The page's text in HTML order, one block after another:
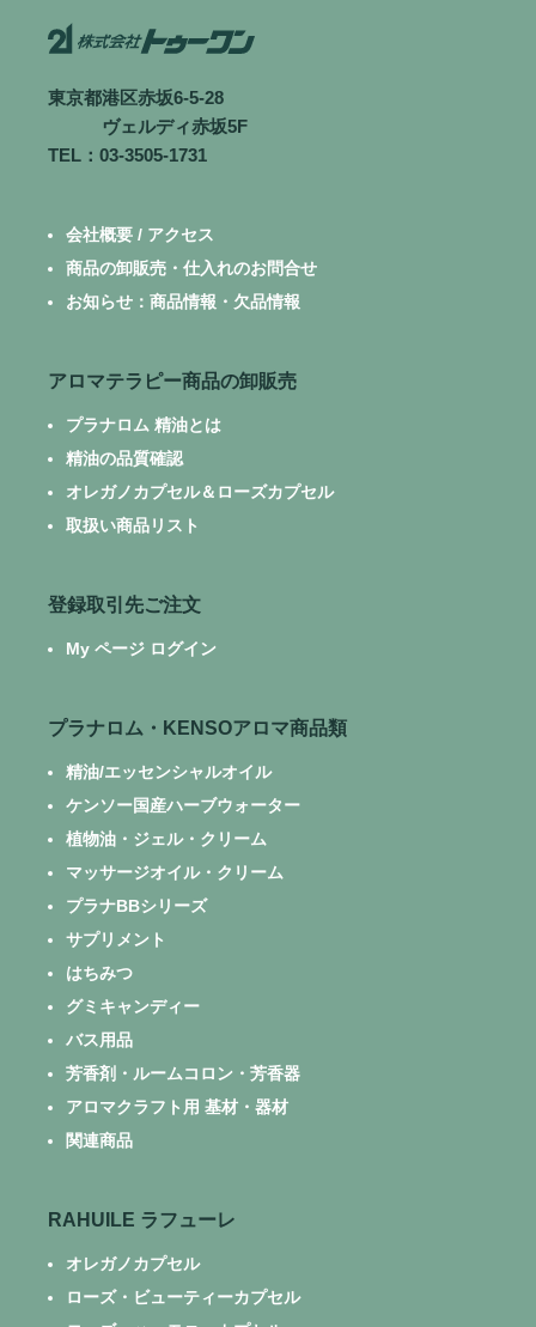
東京都港区赤坂6-5-28
ヴェルディ赤坂5F
TEL：03-3505-1731
会社概要 / アクセス
商品の卸販売・仕入れのお問合せ
お知らせ：商品情報・欠品情報
アロマテラピー商品の卸販売
プラナロム 精油とは
精油の品質確認
オレガノカプセル＆ローズカプセル
取扱い商品リスト
登録取引先ご注文
My ページ ログイン
プラナロム・KENSOアロマ商品類
精油/エッセンシャルオイル
ケンソー国産ハーブウォーター
植物油・ジェル・クリーム
マッサージオイル・クリーム
プラナBBシリーズ
サプリメント
はちみつ
グミキャンディー
バス用品
芳香剤・ルームコロン・芳香器
アロマクラフト用 基材・器材
関連商品
RAHUILE ラフューレ
オレガノカプセル
ローズ・ビューティーカプセル